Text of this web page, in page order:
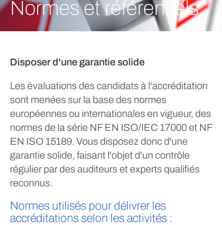
Normes et référentiels
Disposer d'une garantie solide
Les évaluations des candidats à l'accréditation
sont menées sur la base des normes
européennes ou internationales en vigueur, des
normes de la série NF EN ISO/IEC 17000 et NF
EN ISO 15189. Vous disposez donc d'une
garantie solide, faisant l'objet d'un contrôle
régulier par des auditeurs et experts qualifiés
reconnus.
Normes utilisés pour délivrer les
accréditations selon les activités :